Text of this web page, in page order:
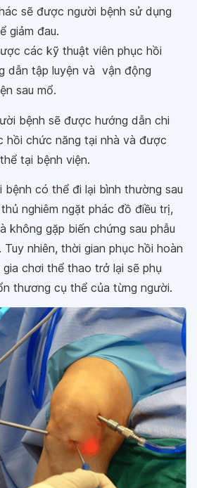
sẽ được người bệnh sử dụng
giảm đau.
các kỹ thuật viên phục hồi
dẫn tập luyện và vận động
sau mổ.
bệnh sẽ được hướng dẫn chi
hồi chức năng tại nhà và được
tại bệnh viện.
bệnh có thể đi lại bình thường sau
nghiêm ngặt phác đồ điều trị,
không gặp biến chứng sau phẫu
nhiên, thời gian phục hồi hoàn
chơi thể thao trở lại sẽ phụ
thương cụ thể của từng người.